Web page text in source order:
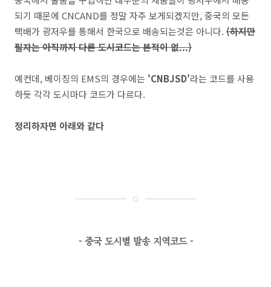
되기 때문에 CNCAND를 정말 자주 보게되겠지만, 중국의 모든
택배가 광저우를 통해서 한국으로 배송되는것은 아니다. (하지만
필자는 아직까지 다른 도시코드는 본적이 없...)
예컨데, 베이징의 EMS의 경우에는 'CNBJSD'라는 코드를 사용
하듯 각각 도시마다 코드가 다르다.
정리하자면 아래와 같다
- 중국 도시별 발송 지역코드 -